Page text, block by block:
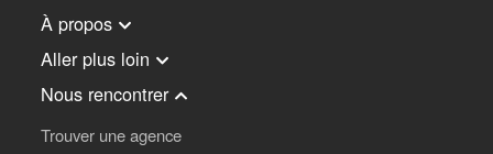
À propos
Aller plus loin
Nous rencontrer
Trouver une agence